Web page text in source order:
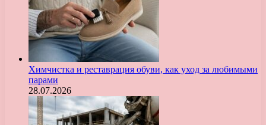
Химчистка и реставрация обуви, как уход за любимыми
парами
28.07.2026